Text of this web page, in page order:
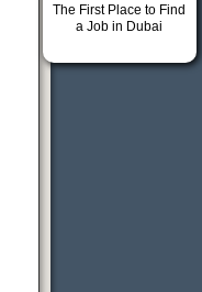
The First Place to Find
a Job in Dubai